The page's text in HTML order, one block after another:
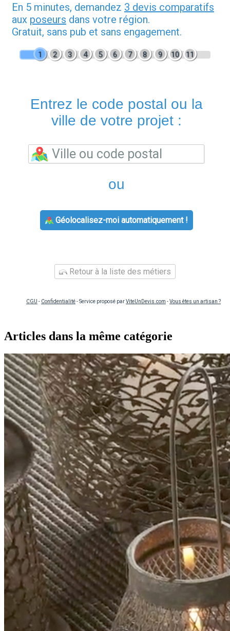
En 5 minutes, demandez 3 devis comparatifs
aux poseurs dans votre région.
Gratuit, sans pub et sans engagement.
1 2 3 4 5 6 7 8 9 10 11
Entrez le code postal ou la
ville de votre projet :
ou
Géolocalisez-moi automatiquement !
Retour à la liste des métiers
CGU - Confidentialité- Service proposé parViteUnDevis.com -Vous êtes un artisan ?
Articles dans la même catégorie